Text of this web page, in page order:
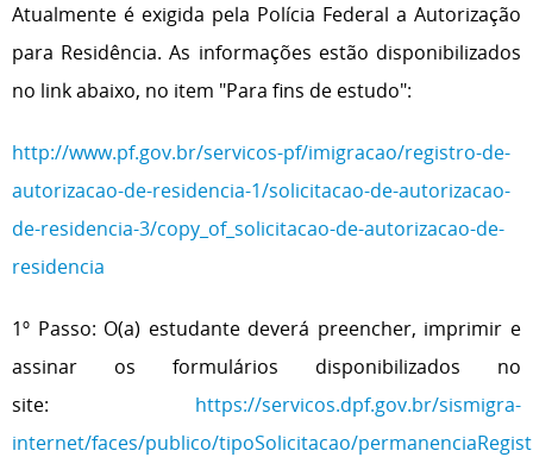
Atualmente é exigida pela Polícia Federal a Autorização
para Residência. As informações estão disponibilizados
no link abaixo, no item "Para fins de estudo":
http://www.pf.gov.br/servicos-pf/imigracao/registro-de-
autorizacao-de-residencia-1/solicitacao-de-autorizacao-
de-residencia-3/copy_of_solicitacao-de-autorizacao-de-
residencia
1º Passo: O(a) estudante deverá preencher, imprimir e
assinar os formulários disponibilizados no
site: https://servicos.dpf.gov.br/sismigra-
internet/faces/publico/tipoSolicitacao/